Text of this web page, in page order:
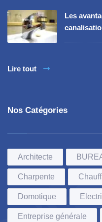
Les
Lire tout
Nos Catégories
Architecte
Charpente
Domotique
Entreprise générale